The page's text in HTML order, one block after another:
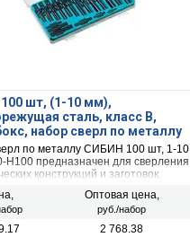
шт, (1-10 мм),
сталь, класс В,
набор сверл по металлу
по металлу СИБИН 100 шт, 1-10
H100 предназначен для сверления
конструкций и заготовок.
стали (с пределом
при растяжении до 700 Н/мм2 ),
металлов.
Оптовая цена,
руб./набор
2 768.38